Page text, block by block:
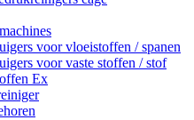
voor vloeistoffen / spanen
voor vaste stoffen / stof
Ex